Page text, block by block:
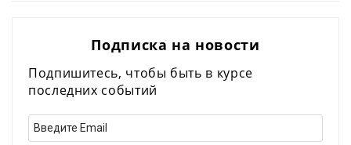
Подписка на новости
Подпишитесь, чтобы быть в курсе
последних событий